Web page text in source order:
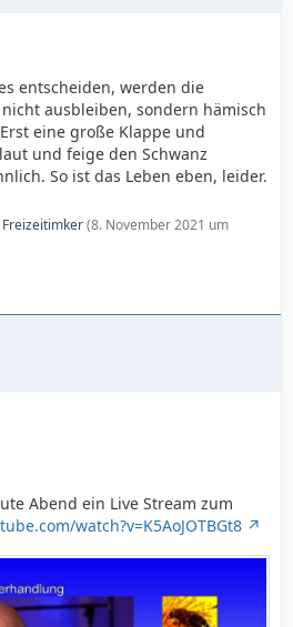
entscheiden, werden die
ausbleiben, sondern hämisch
eine große Klappe und
und feige den Schwanz
So ist das Leben eben, leider.
Freizeitimker(8. November 2021 um
Abend ein Live Stream zum
watch?v=K5AoJOTBGt8